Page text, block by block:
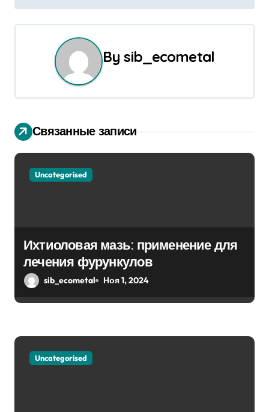
г
и
я
п
п
и
с
м
Bysib_ecometal
Связанные записи
Uncategorised
Ихтиоловая мазь: применение для
лечения фурункулов
sib_ecometal Ноя 1, 2024
Uncategorised